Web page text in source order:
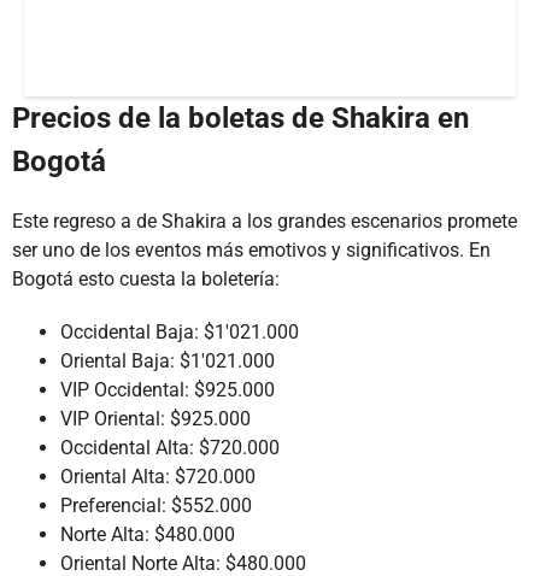
Precios de la boletas de Shakira en
Bogotá
Este regreso a de Shakira a los grandes escenarios promete
ser uno de los eventos más emotivos y significativos. En
Bogotá esto cuesta la boletería:
Occidental Baja: $1'021.000
Oriental Baja: $1'021.000
VIP Occidental: $925.000
VIP Oriental: $925.000
Occidental Alta: $720.000
Oriental Alta: $720.000
Preferencial: $552.000
Norte Alta: $480.000
Oriental Norte Alta: $480.000